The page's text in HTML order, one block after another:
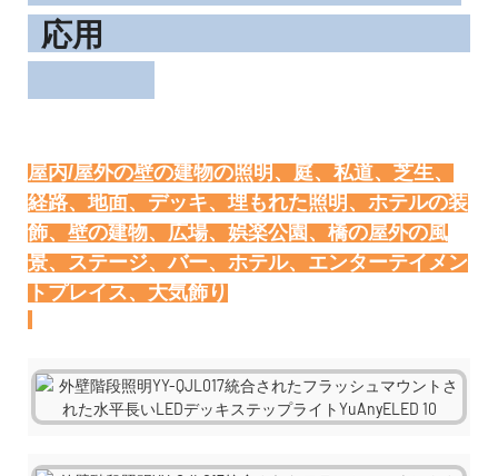
応用
屋内/屋外の壁の建物の照明、庭、私道、芝生、
経路、地面、デッキ、埋もれた照明、ホテルの装
飾、壁の建物、広場、娯楽公園、橋の屋外の風
景、ステージ、バー、ホテル、エンターテイメン